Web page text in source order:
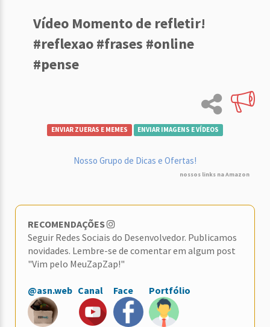
Vídeo Momento de refletir!
#reflexao #frases #online
#pense
ENVIAR ZUERAS E MEMES ENVIAR IMAGENS E VÍDEOS
Nosso Grupo de Dicas e Ofertas!
nossos links na Amazon
RECOMENDAÇÕES
Seguir Redes Sociais do Desenvolvedor. Publicamos
novidades. Lembre-se de comentar em algum post
"Vim pelo MeuZapZap!"
@asn.web Canal Face Portfólio